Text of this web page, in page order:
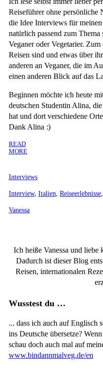
Reiseführer ohne
die Idee Interviews für
natürlich passend zum Thema
Veganer oder Vegetarier.
Reisen sind und etwas über
anderen an Veganer, die im
einen anderen Blick auf das
Beginnen möchte ich heute
deutschen Studentin Alina,
hat und dort verschiedene
Dank Alina :)
READ
MORE
Interviews
Interview, Italien Reiseerlebnisse
Vanessa
Ich heiße Vanessa und liebe
Dadurch ist dieser Blog
Reisen, internationalen
Wusstest du …
... dass ich auch auf Englisch
ins Deutsche übersetze?
schau doch auch mal auf
www.bindannmalveg.de/en